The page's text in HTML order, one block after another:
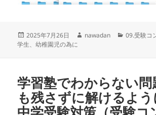
投
稿
2025年7月26日
作
nawadan
カ
09.受験コ
学生、幼稚園児の為に
学習塾でわからない問
も残さずに解けるよう